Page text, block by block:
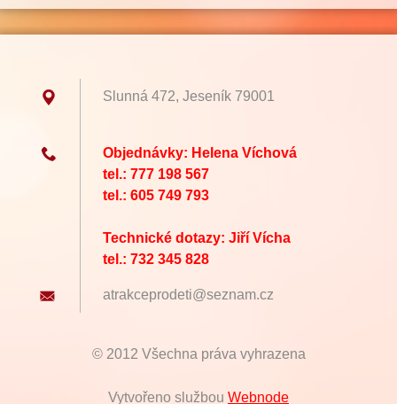
Slunná 472, Jeseník 79001
Objednávky: Helena Víchová
tel.: 777 198 567
tel.: 605 749 793
Technické dotazy: Jiří Vícha
tel.: 732 345 828
atrakceprodeti@seznam.cz
© 2012 Všechna práva vyhrazena
Vytvořeno službou Webnode